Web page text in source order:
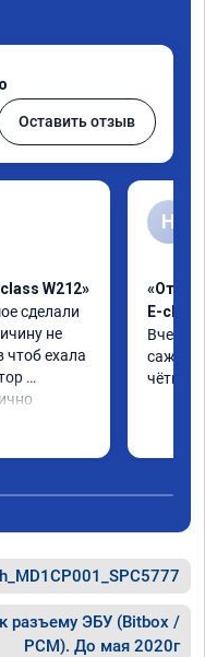
Оставить отзыв
W212»
сделали
не
чтоб ехала
Н
E-class
Вчера
чётко.
разъему ЭБУ (Bitbox /
PCM). До мая 2020г